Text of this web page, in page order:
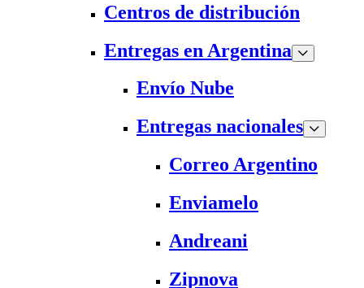
Centros de distribución
Entregas en Argentina
Envío Nube
Entregas nacionales
Correo Argentino
Enviamelo
Andreani
Zipnova